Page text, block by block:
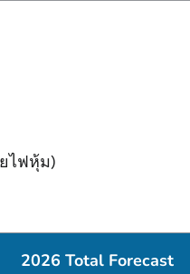
ไฟหุ้ม)
2026 Total Forecast